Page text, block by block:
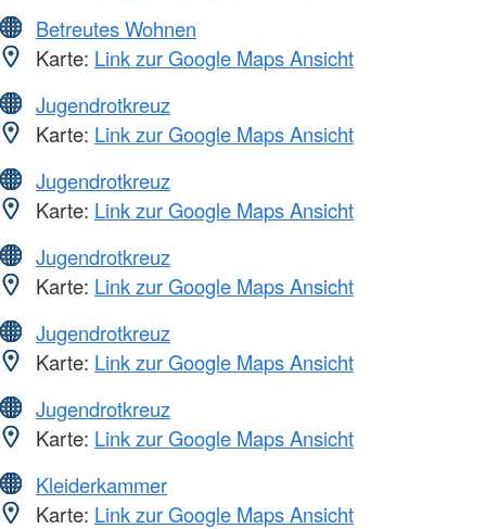
Betreutes Wohnen
Karte: Link zur Google Maps Ansicht
Jugendrotkreuz
Karte: Link zur Google Maps Ansicht
Jugendrotkreuz
Karte: Link zur Google Maps Ansicht
Jugendrotkreuz
Karte: Link zur Google Maps Ansicht
Jugendrotkreuz
Karte: Link zur Google Maps Ansicht
Jugendrotkreuz
Karte: Link zur Google Maps Ansicht
Kleiderkammer
Karte: Link zur Google Maps Ansicht